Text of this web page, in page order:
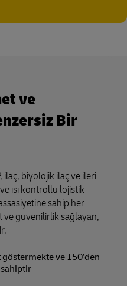
ve
Bir
ilaç, biyolojik ilaç ve ileri
ısı kontrollü lojistik
sahip her
ve güvenilirlik sağlayan,
ve 150’den